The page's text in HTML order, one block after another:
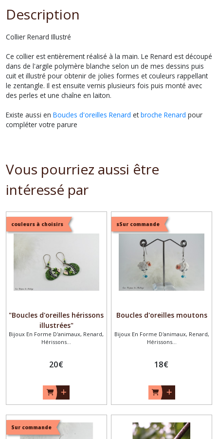
Description
Collier Renard Illustré
Ce collier est entièrement réalisé à la main. Le Renard est découpé
dans de l'argile polymère blanche selon un de mes dessins puis
cuit et illustré pour obtenir de jolies formes et couleurs rappellant
le zentangle. Il est ensuite vernis plusieurs fois puis monté avec
des perles et une chaîne en laiton.
Existe aussi en Boucles d'oreilles Renard etbroche Renard pour
compléter votre parure
Vous pourriez aussi être
intéressé par
couleurs à choisirs
"Boucles d'oreilles hérissons
illustrées"
Bijoux En Forme D'animaux, Renard,
Hérissons...
20€
sSur commande
Boucles d'oreilles moutons
Bijoux En Forme D'animaux, Renard,
Hérissons...
18€
Sur commande